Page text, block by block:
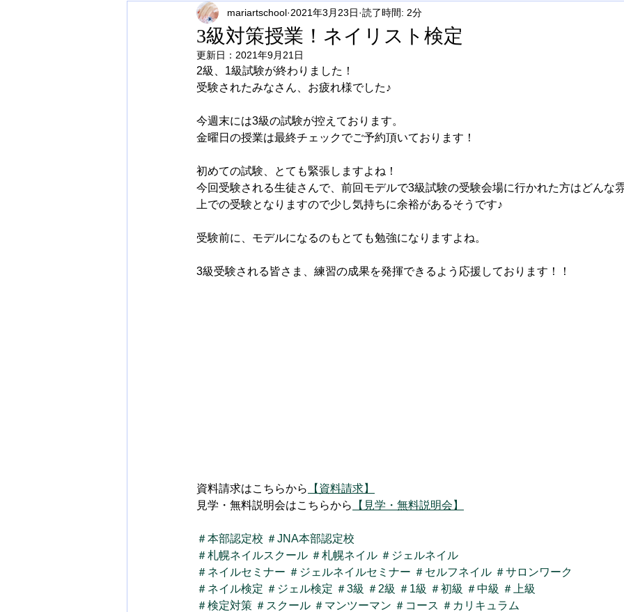
3級対策授業！ネイリスト検定
mariartschool 2021年3月23日 読了時間: 2分
更新日： 2021年9月21日
2級、1級試験が終わりました！
受験されたみなさん、お疲れ様でした♪
今週末には3級の試験が控えております。
金曜日の授業は最終チェックでご予約頂いております！
初めての試験、とても緊張しますよね！
今回受験される生徒さんで、前回モデルで3級試験の受験会場に行かれた方はどんな
上での受験となりますので少し気持ちに余裕があるそうです♪
受験前に、モデルになるのもとても勉強になりますよね。
3級受験される皆さま、練習の成果を発揮できるよう応援しております！！
資料請求はこちらから
【資料請求】
見学・無料説明会はこちらから
【見学・無料説明会】
＃本部認定校 ＃JNA本部認定校
＃札幌ネイルスクール ＃札幌ネイル ＃ジェルネイル
＃ネイルセミナー ＃ジェルネイルセミナー ＃セルフネイル ＃サロンワーク
＃ネイル検定 ＃ジェル検定 ＃3級 ＃2級 ＃1級 ＃初級 ＃中級 ＃上級
＃検定対策 ＃スクール ＃マンツーマン ＃コース ＃カリキュラム